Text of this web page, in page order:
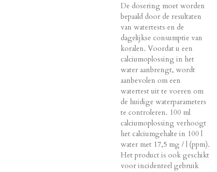
De dosering moet worden
bepaald door de resultaten
van watertests en de
dagelijkse consumptie van
koralen. Voordat u een
calciumoplossing in het
water aanbrengt, wordt
aanbevolen om een ​​
watertest uit te voeren om
de huidige waterparameters
te controleren. 100 ml
calciumoplossing verhoogt
het calciumgehalte in 100 l
water met 17,5 mg / l (ppm).
Het product is ook geschikt
voor incidenteel gebruik